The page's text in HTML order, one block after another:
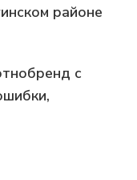
районе
с